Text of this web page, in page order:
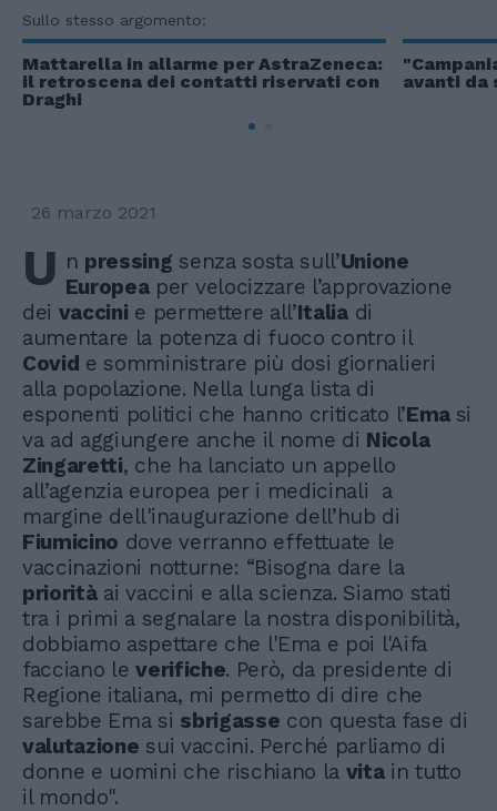
Sullo stesso argomento:
Mattarella in allarme per AstraZeneca:
il retroscena dei contatti riservati con
Draghi
avanti
26 marzo 2021
U n pressing senza sosta sull’Unione
Europeaper velocizzare l’approvazione
dei vaccini e permettere all’Italiadi
aumentare la potenza di fuoco contro il
Covid e somministrare più dosi giornalieri
alla popolazione. Nella lunga lista di
esponenti politici che hanno criticato l’Ema si
va ad aggiungere anche il nome di Nicola
Zingaretti, che ha lanciato un appello
all’agenzia europea per i medicinali a
margine dell'inaugurazione dell’hub di
Fiumicino dove verranno effettuate le
vaccinazioni notturne: “Bisogna dare la
prioritàai vaccini e alla scienza. Siamo stati
tra i primi a segnalare la nostra disponibilità,
dobbiamo aspettare che l'Ema e poi l'Aifa
facciano leverifiche. Però, da presidente di
Regione italiana, mi permetto di dire che
sarebbe Ema si sbrigasse con questa fase di
valutazione sui vaccini. Perché parliamo di
donne e uomini che rischiano la vitain tutto
il mondo".